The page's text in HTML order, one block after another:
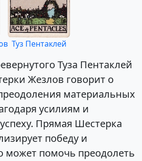
Туз Пентаклей
Туза Пентаклей
Жезлов говорит о
материальных
усилиям и
Прямая Шестерка
победу и
может помочь преодолеть